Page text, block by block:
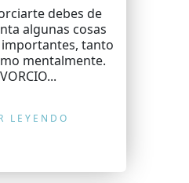
debes de
algunas cosas
tanto
mentalmente.
LEYENDO